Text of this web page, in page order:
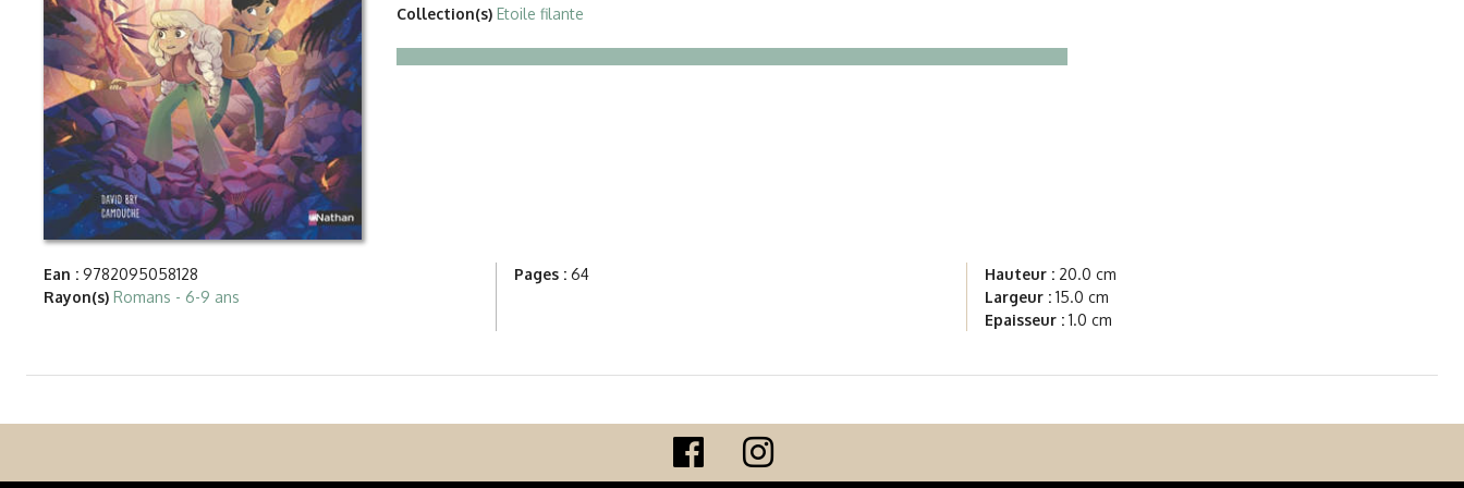
Collection(s) Etoile filante
Ean : 9782095058128
Rayon(s) Romans - 6-9 ans
Pages : 64 Hauteur : 20.0 cm
Largeur : 15.0 cm
Epaisseur : 1.0 cm